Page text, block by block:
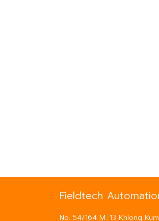
Fieldtech
No. 54/164 M. 13 Khlong